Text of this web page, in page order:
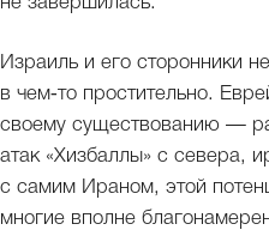
Израиль и его сторонники
в чем‑то простительно.
своему существованию —
атак «Хизбаллы» с севера,
с самим Ираном, этой
многие вполне